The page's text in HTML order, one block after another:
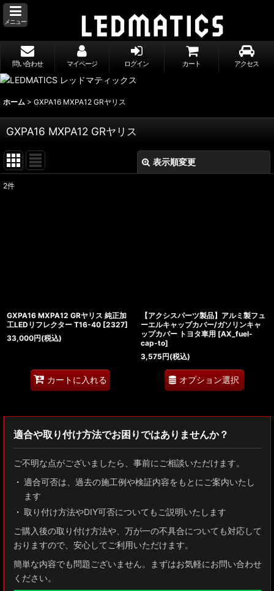
メニュー
問い合わせ マイページ ログイン カート アクセス
ホーム > GXPA16 MXPA12 GRヤリス
GXPA16 MXPA12 GRヤリス
表示順変更
2件
GXPA16 MXPA12 GRヤリス 純正加
工LEDリフレクター T16-40 [2327]
33,000円(税込)
カートに入れる
【アクシスパーツ製品】アルミ製フュ
ーエルキャップカバー/ガソリンキャ
ップカバー トヨタ車用 [AX_fuel-
cap-to]
3,575円(税込)
オプション選択
適合や取り付け方法でお困りではありませんか？
ご不明な点がございましたら、事前にご相談いただけます。
適合可否は、過去の施工例や検証内容をもとにご案内いたし
ます
取り付け方法やDIY可否についてもご説明いたします
ご購入後の取り付け方法や、万が一の不具合についても対応して
おりますので、安心してご利用いただけます。
簡単な内容でも問題ございません。まずはお気軽にお問い合わせ
ください。